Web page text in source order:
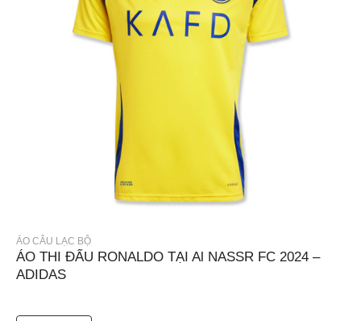
ÁO CÂU LẠC BỘ
ÁO THI ĐẤU RONALDO TẠI Al NASSR FC 2024 –
ADIDAS